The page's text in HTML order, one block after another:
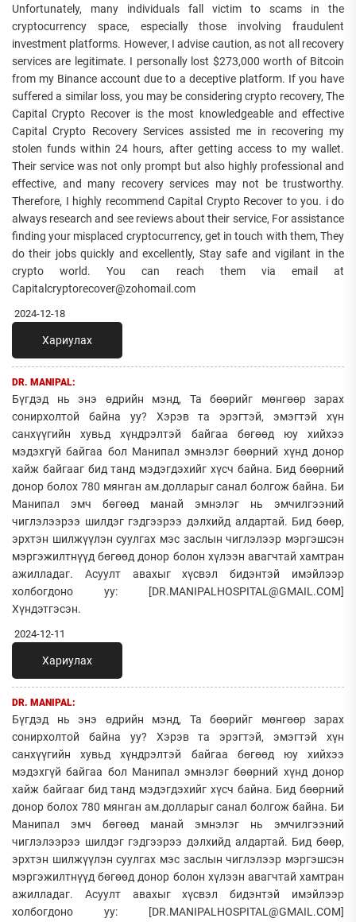
Unfortunately, many individuals fall victim to scams in the
cryptocurrency space, especially those involving fraudulent
investment platforms. However, I advise caution, as not all recovery
services are legitimate. I personally lost $273,000 worth of Bitcoin
from my Binance account due to a deceptive platform. If you have
suffered a similar loss, you may be considering crypto recovery, The
Capital Crypto Recover is the most knowledgeable and effective
Capital Crypto Recovery Services assisted me in recovering my
stolen funds within 24 hours, after getting access to my wallet.
Their service was not only prompt but also highly professional and
effective, and many recovery services may not be trustworthy.
Therefore, I highly recommend Capital Crypto Recover to you. i do
always research and see reviews about their service, For assistance
finding your misplaced cryptocurrency, get in touch with them, They
do their jobs quickly and excellently, Stay safe and vigilant in the
crypto world. You can reach them via email at
Capitalcryptorecover@zohomail.com
2024-12-18
Хариулах
DR. MANIPAL:
Бүгдэд нь энэ өдрийн мэнд, Та бөөрийг мөнгөөр зарах
сонирхолтой байна уу? Хэрэв та эрэгтэй, эмэгтэй хүн
санхүүгийн хувьд хүндрэлтэй байгаа бөгөөд юу хийхээ
мэдэхгүй байгаа бол Манипал эмнэлэг бөөрний хүнд донор
хайж байгааг бид танд мэдэгдэхийг хүсч байна. Бид бөөрний
донор болох 780 мянган ам.долларыг санал болгож байна. Би
Манипал эмч бөгөөд манай эмнэлэг нь эмчилгээний
чиглэлээрээ шилдэг гэдгээрээ дэлхийд алдартай. Бид бөөр,
эрхтэн шилжүүлэн суулгах мэс заслын чиглэлээр мэргэшсэн
мэргэжилтнүүд бөгөөд донор болон хүлээн авагчтай хамтран
ажилладаг. Асуулт авахыг хүсвэл бидэнтэй имэйлээр
холбогдоно уу: [DR.MANIPALHOSPITAL@GMAIL.COM]
Хүндэтгэсэн.
2024-12-11
Хариулах
DR. MANIPAL:
Бүгдэд нь энэ өдрийн мэнд, Та бөөрийг мөнгөөр зарах
сонирхолтой байна уу? Хэрэв та эрэгтэй, эмэгтэй хүн
санхүүгийн хувьд хүндрэлтэй байгаа бөгөөд юу хийхээ
мэдэхгүй байгаа бол Манипал эмнэлэг бөөрний хүнд донор
хайж байгааг бид танд мэдэгдэхийг хүсч байна. Бид бөөрний
донор болох 780 мянган ам.долларыг санал болгож байна. Би
Манипал эмч бөгөөд манай эмнэлэг нь эмчилгээний
чиглэлээрээ шилдэг гэдгээрээ дэлхийд алдартай. Бид бөөр,
эрхтэн шилжүүлэн суулгах мэс заслын чиглэлээр мэргэшсэн
мэргэжилтнүүд бөгөөд донор болон хүлээн авагчтай хамтран
ажилладаг. Асуулт авахыг хүсвэл бидэнтэй имэйлээр
холбогдоно уу: [DR.MANIPALHOSPITAL@GMAIL.COM]